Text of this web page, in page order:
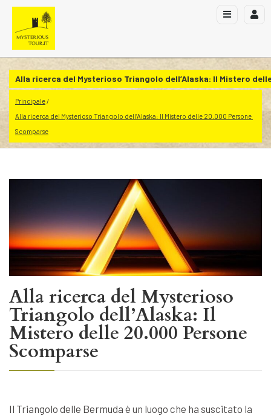
Alla ricerca del Mysterioso Triangolo dell’Alaska: Il Mistero
Principale
Alla ricerca del Mysterioso Triangolo dell’Alaska: Il Mistero delle 20.000 Persone
Scomparse
Alla ricerca del Mysterioso
Triangolo dell’Alaska: Il
Mistero delle 20.000 Persone
Scomparse
Il Triangolo delle Bermuda è un luogo che ha suscitato la